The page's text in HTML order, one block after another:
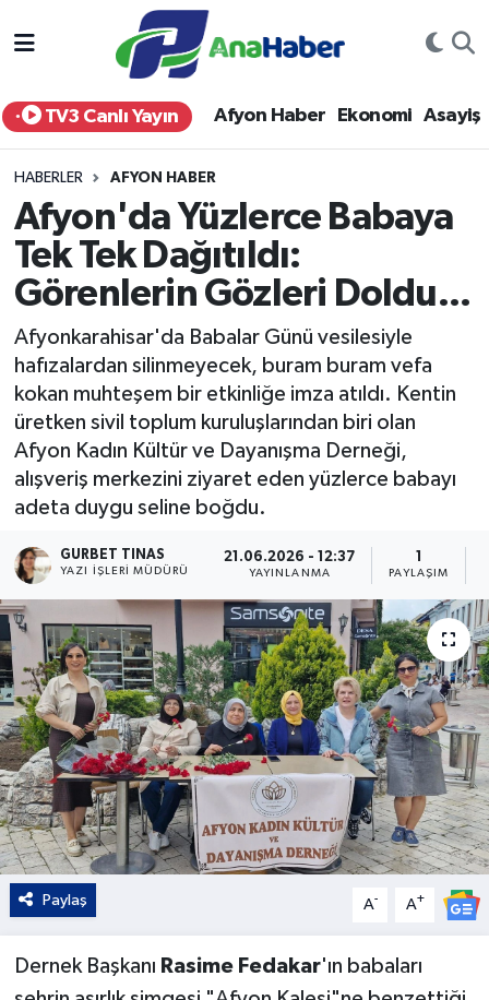
TV3 Canlı Yayın Afyon Haber Ekonomi Asayiş
HABERLER AFYON HABER
Afyon'da Yüzlerce Babaya
Tek Tek Dağıtıldı:
Görenlerin Gözleri Doldu...
Afyonkarahisar'da Babalar Günü vesilesiyle
hafızalardan silinmeyecek, buram buram vefa
kokan muhteşem bir etkinliğe imza atıldı. Kentin
üretken sivil toplum kuruluşlarından biri olan
Afyon Kadın Kültür ve Dayanışma Derneği,
alışveriş merkezini ziyaret eden yüzlerce babayı
adeta duygu seline boğdu.
GURBET TINAS
YAZI İŞLERI MÜDÜRÜ
21.06.2026 - 12:37
YAYINLANMA PAYLAŞIM
Paylaş A- A+
Dernek Başkanı Rasime Fedakar'ın babaları
Yurt Haber
Afyon Haber
Siyaset
Spor
Eğitim
Sağlık
Teknoloji
Afyonkarahisar Nöbetçi Eczaneler
Afyonkarahisar Hava Durumu
Afyonkarahisar Trafik Yoğunluk Haritası
Süper Lig Puan Durumu ve Fikstür
Tüm Manşetler
Son Dakika Haberleri
Haber Arşivi